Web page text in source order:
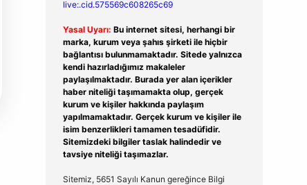
live:.cid.575569c608265c69
Yasal Uyarı: Bu internet sitesi, herhangi bir
marka, kurum veya şahıs şirketi ile hiçbir
bağlantısı bulunmamaktadır. Sitede yalnızca
kendi hazırladığımız makaleler
paylaşılmaktadır. Burada yer alan içerikler
haber niteliği taşımamakta olup, gerçek
kurum ve kişiler hakkında paylaşım
yapılmamaktadır. Gerçek kurum ve kişiler ile
isim benzerlikleri tamamen tesadüfidir.
Sitemizdeki bilgiler taslak halindedir ve
tavsiye niteliği taşımazlar.
Sitemiz, 5651 Sayılı Kanun gereğince Bilgi